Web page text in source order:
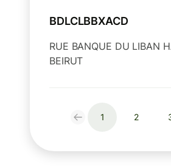
BDLCLBBXACD
RUE BANQUE DU LIBAN
BEIRUT
1 2